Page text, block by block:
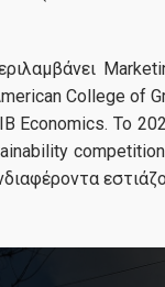
College of
Economics. Το
competition